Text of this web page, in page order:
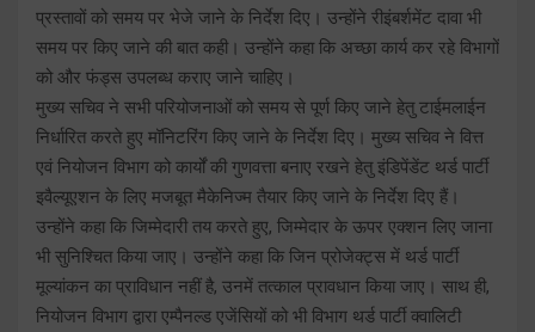
प्रस्तावों को समय पर भेजे जाने के निर्देश दिए। उन्होंने रीइंबर्शमेंट दावा भी
समय पर किए जाने की बात कही। उन्होंने कहा कि अच्छा कार्य कर रहे विभागों
को और फंड्स उपलब्ध कराए जाने चाहिए।
मुख्य सचिव ने सभी परियोजनाओं को समय से पूर्ण किए जाने हेतु टाईमलाईन
निर्धारित करते हुए मॉनिटरिंग किए जाने के निर्देश दिए। मुख्य सचिव ने वित्त
एवं नियोजन विभाग को कार्यों की गुणवत्ता बनाए रखने हेतु इंडिपेंडेंट थर्ड पार्टी
इवैल्यूएशन के लिए मजबूत मैकेनिज्म तैयार किए जाने के निर्देश दिए हैं।
उन्होंने कहा कि जिम्मेदारी तय करते हुए, जिम्मेदार के ऊपर एक्शन लिए जाना
भी सुनिश्चित किया जाए। उन्होंने कहा कि जिन प्रोजेक्ट्स में थर्ड पार्टी
मूल्यांकन का प्राविधान नहीं है, उनमें तत्काल प्रावधान किया जाए। साथ ही,
नियोजन विभाग द्वारा एम्पैनल्ड एजेंसियों को भी विभाग थर्ड पार्टी क्वालिटी